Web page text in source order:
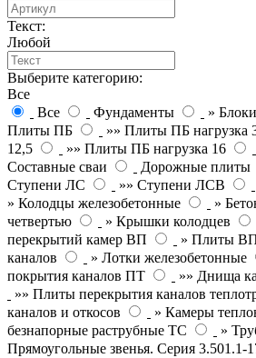
Текст:
Любой
Выберите категорию:
Все
Все
Фундаменты »
Плиты ПБ
»» Плиты ПБ нагрузка
12,5
»» Плиты ПБ нагрузка 16
Составные сваи
Дорожные плиты
Ступени ЛС
»» Ступени ЛСВ
» Колодцы железобетонные
»
четвертью
» Крышки колодцев
перекрытий камер ВП
» Плиты ВП
каналов
» Лотки железобетонные
покрытия каналов ПТ
»» Днища
»» Плиты перекрытия каналов
каналов и откосов
» Камеры
безнапорные раструбные ТС
»
Прямоугольные звенья. Серия 3.501.1-